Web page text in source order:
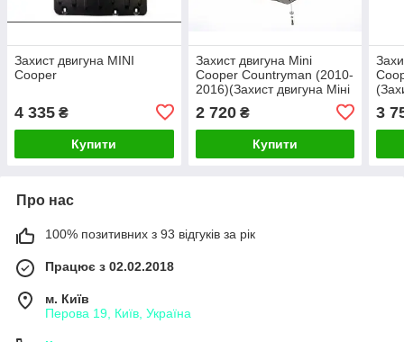
Захист двигуна MINI
Cooper
4 335 ₴
Купити
Захист двигуна Mini
Cooper Countryman (2010-
2016)(Захист двигуна Міні
2 720₴
Купити
3
Про нас
100% позитивних з 93 відгуків за рік
Працює з 02.02.2018
м. Київ
Перова 19, Київ, Україна